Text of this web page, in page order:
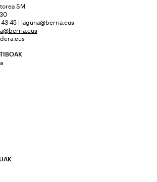
SM
45 | laguna@berria.eus